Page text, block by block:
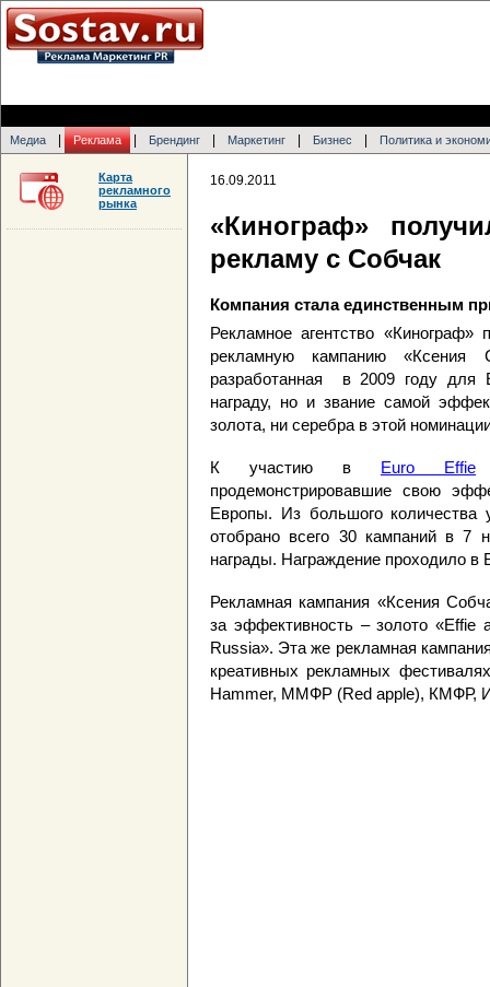
Медиа Реклама Брендинг Маркетинг Бизнес Политика и
16.09.2011
«Кинограф»
рекламу с Собчак
Компания стала единственным
Рекламное агентство
рекламную кампанию «Ксения
разработанная в 2009 году для
награду, но и звание самой
золота, ни серебра в этой
К участию в Euro Effie
продемонстрировавшие свою
Европы. Из большого
отобрано всего 30 кампаний в 7
награды. Награждение проходило в
Рекламная кампания «Ксения
за эффективность – золото «Effie
Russia». Эта же рекламная
креативных рекламных
Hammer, ММФР (Red apple), КМФР,
Карта
рекламного
рынка